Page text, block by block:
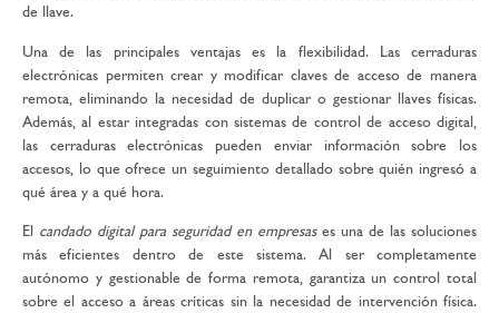
de llave.
Una de las principales ventajas es la flexibilidad. Las cerraduras
electrónicas permiten crear y modificar claves de acceso de manera
remota, eliminando la necesidad de duplicar o gestionar llaves físicas.
Además, al estar integradas con sistemas de control de acceso digital,
las cerraduras electrónicas pueden enviar información sobre los
accesos, lo que ofrece un seguimiento detallado sobre quién ingresó a
qué área y a qué hora.
El candado digital para seguridad en empresases una de las soluciones
más eficientes dentro de este sistema. Al ser completamente
autónomo y gestionable de forma remota, garantiza un control total
sobre el acceso a áreas críticas sin la necesidad de intervención física.